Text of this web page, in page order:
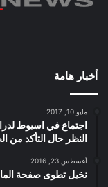
أخبار هامة
مايو 10, 2017
اجتماع في اسيوط
النظر حال التأكد من
أغسطس 23, 2016
نخيل تطوى صفحة